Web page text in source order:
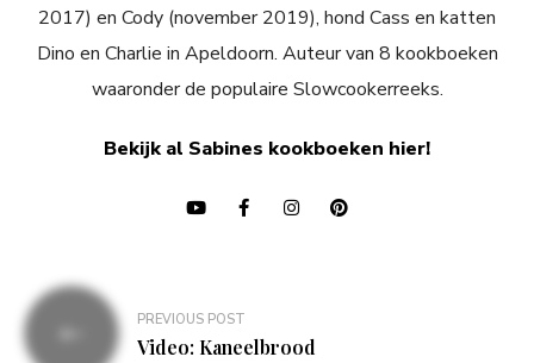
2017) en Cody (november 2019), hond Cass en katten
Dino en Charlie in Apeldoorn. Auteur van 8 kookboeken
waaronder de populaire Slowcookerreeks.
Bekijk al Sabines kookboeken hier!
Bericht
navigatie
PREVIOUS POST
Video: Kaneelbrood